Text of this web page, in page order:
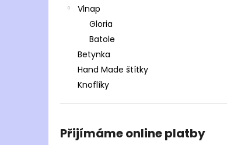
Vlnap
Gloria
Batole
Betynka
Hand Made štítky
Knoflíky
Přijímáme online platby